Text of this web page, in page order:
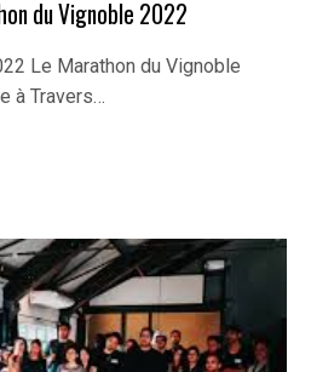
du Vignoble 2022
Le Marathon du Vignoble
à Travers…